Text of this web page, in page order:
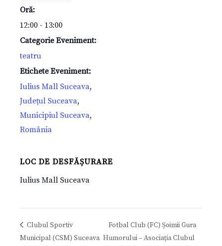
Oră:
12:00 - 13:00
Categorie Eveniment:
teatru
Etichete Eveniment:
Iulius Mall Suceava,
Județul Suceava,
Municipiul Suceava,
România
LOC DE DESFĂȘURARE
Iulius Mall Suceava
Clubul Sportiv
Municipal (CSM) Suceava
Fotbal Club (FC) Șoimii Gura
Humorului – Asociația Clubul